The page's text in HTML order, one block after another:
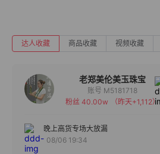
达人收藏 商品收藏 视频收藏
老郑美伦美玉珠宝
备注
分组
账号 M5181718
粉丝 40.00w
（昨天+1,112）
晚上高货专场大放漏
08/06 19:34